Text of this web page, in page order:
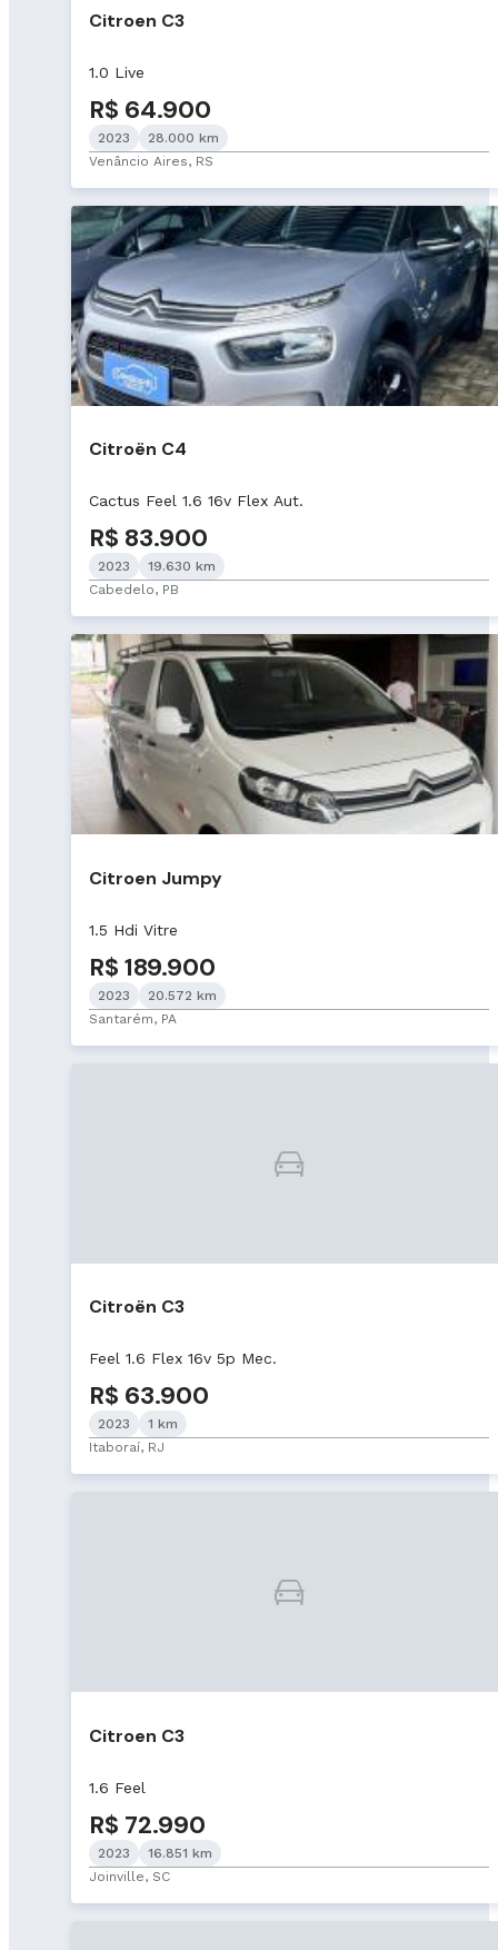
Citroen C3
1.0 Live
R$ 64.900
2023
28.000 km
Venâncio Aires, RS
Citroën C4
Cactus Feel 1.6 16v Flex Aut.
R$ 83.900
2023
19.630 km
Cabedelo, PB
Citroen Jumpy
1.5 Hdi Vitre
R$ 189.900
2023
20.572 km
Santarém, PA
Citroën C3
Feel 1.6 Flex 16v 5p Mec.
R$ 63.900
2023
1 km
Itaboraí, RJ
Citroen C3
1.6 Feel
R$ 72.990
2023
16.851 km
Joinville, SC